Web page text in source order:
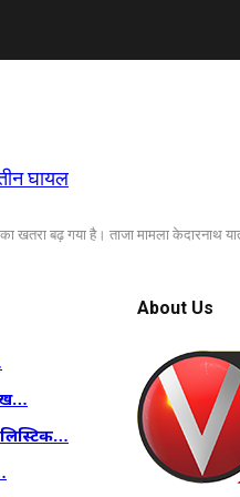
घायल
बढ़ गया है। ताजा मामला केदारनाथ
About Us